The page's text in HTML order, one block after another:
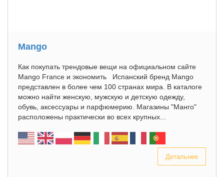
Mango
Как покупать трендовые вещи на официальном сайте
Mango France и экономить Испанский бренд Mango
представлен в более чем 100 странах мира. В каталоге
можно найти женскую, мужскую и детскую одежду,
обувь, аксессуары и парфюмерию. Магазины "Манго"
расположены практически во всех крупных...
Детальнее